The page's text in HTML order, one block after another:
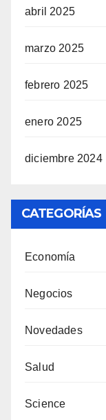
abril 2025
marzo 2025
febrero 2025
enero 2025
diciembre 2024
CATEGORÍAS
Economía
Negocios
Novedades
Salud
Science